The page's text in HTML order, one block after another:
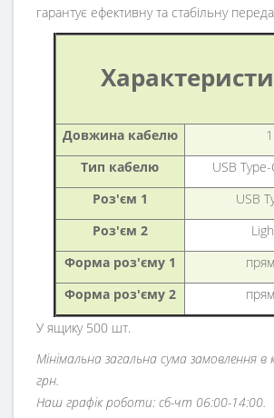
гарантує ефективну та стабільну
Довжина кабелю
1
Тип кабелю
USB Type-
Роз'єм 1
USB
Роз'єм 2
Форма роз'єму 1
Форма роз'єму 2
У ящику 500 шт.
Мінімальна загальна сума замовлення
грн.
Наш графік роботи: сб-чт 06:00-14:00.